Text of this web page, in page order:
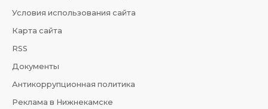
Условия использования сайта
Карта сайта
RSS
Документы
Антикоррупционная политика
Реклама в Нижнекамске